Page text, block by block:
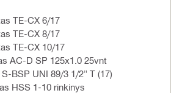
TE-CX 6/17
TE-CX 8/17
TE-CX 10/17
AC-D SP 125x1.0 25vnt
BSP UNI 89/3 1/2" T (17)
HSS 1-10 rinkinys